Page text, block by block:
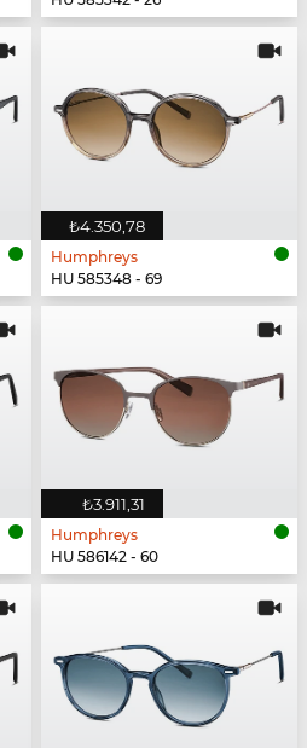
₺4.350,78
Humphreys
HU 585348 - 69
₺3.911,31
Humphreys
HU 586142 - 60